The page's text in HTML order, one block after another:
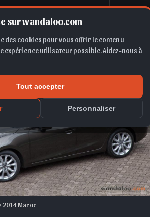
sur wandaloo.com
des cookies pour vous offrir le contenu
expérience utilisateur possible. Aidez-nous à
Tout accepter
Personnaliser
2014 Maroc